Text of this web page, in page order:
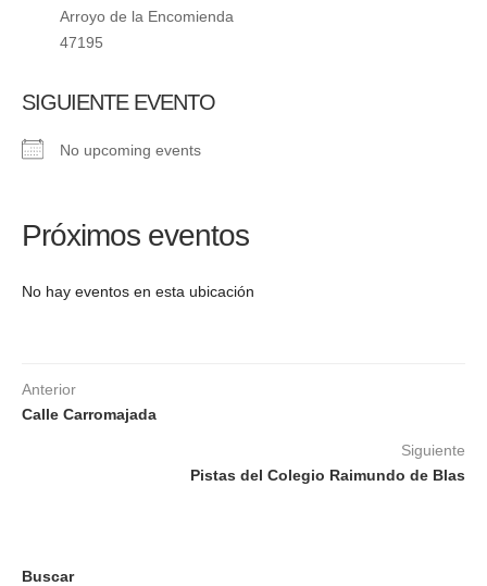
Arroyo de la Encomienda
47195
SIGUIENTE EVENTO
No upcoming events
Próximos eventos
No hay eventos en esta ubicación
Anterior
Calle Carromajada
Siguiente
Pistas del Colegio Raimundo de Blas
Buscar